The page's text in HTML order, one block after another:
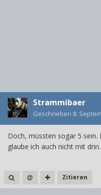
Strammibaer
Geschrieben 8.
Doch, müssten sogar 5 sein.
glaube ich auch nicht mit drin.
Zitieren